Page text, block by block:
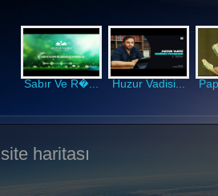
Sabır Ve R�... Huzur Vadisi...
site haritası